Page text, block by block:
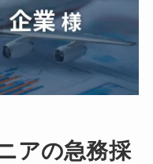
アの急務採